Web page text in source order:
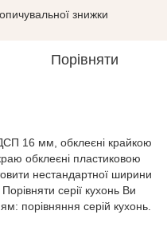
знижки
Порівняти
16 мм, обклеєні крайкою
обклеєні пластиковою
нестандартної ширини
серії кухонь Ви
порівняння серій кухонь.